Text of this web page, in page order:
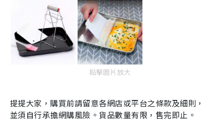
點擊圖片放大
提提大家，購買前請留意各網店或平台之條款及細則，
並須自行承擔網購風險。貨品數量有限，售完即止。